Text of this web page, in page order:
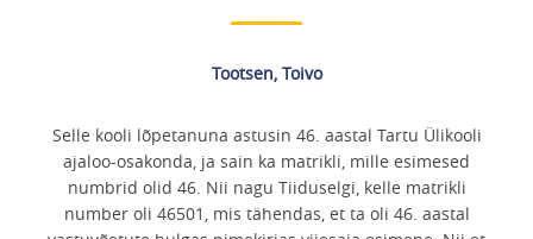
Tootsen, Toivo
Selle kooli lõpetanuna astusin 46. aastal Tartu Ülikooli
ajaloo-osakonda, ja sain ka matrikli, mille esimesed
numbrid olid 46. Nii nagu Tiiduselgi, kelle matrikli
number oli 46501, mis tähendas, et ta oli 46. aastal